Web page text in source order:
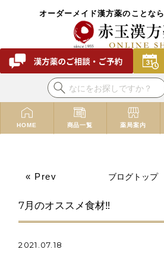
オーダーメイド漢方薬のことなら
HOME 商品一覧 薬局案内
« Prev ブログトップ
7月のオススメ食材‼
2021.07.18